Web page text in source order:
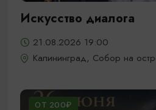
Искусство диалога
21.08.2026 19:00
Калининград, Собор на
ОТ 200₽